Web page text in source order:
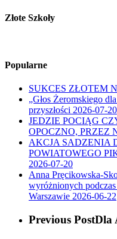
Złote Szkoły
Popularne
SUKCES ZŁOTEM
„Głos Żeromskiego
przyszłości 2026-07-20
JEDZIE POCIĄG
OPOCZNO, PRZEZ
AKCJA SADZENIA
POWIATOWEGO
2026-07-20
Anna Pręcikowska-
wyróżnionych
Warszawie 2026-06-22
Previous PostDla